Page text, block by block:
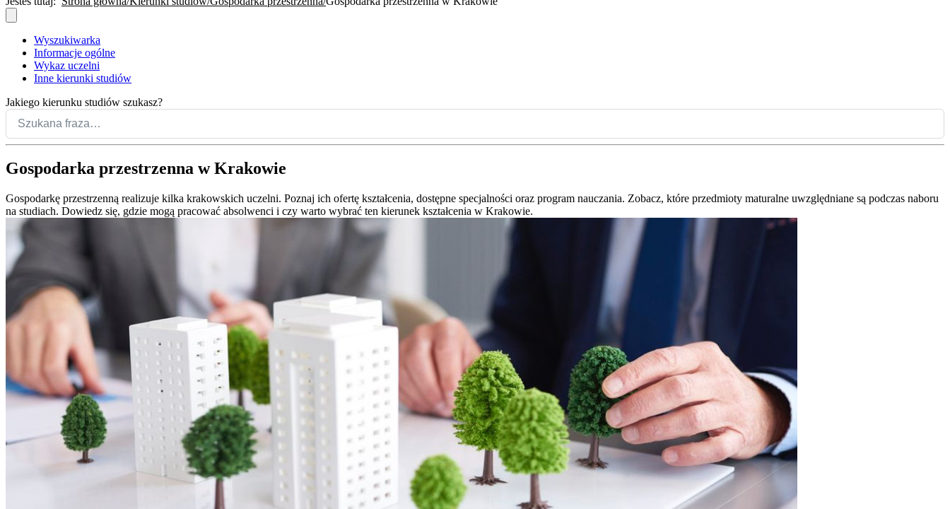
Wyszukiwarka
Informacje ogólne
Wykaz uczelni
Inne kierunki studiów
Jakiego kierunku studiów szukasz?
Gospodarka przestrzenna w Krakowie
Gospodarkę przestrzenną realizuje kilka krakowskich uczelni. Poznaj ich ofertę kształcenia, dostępne specjalności oraz program nauczania. Zobacz, które przedmioty maturalne uwzględniane są podczas naboru
na studiach. Dowiedz się, gdzie mogą pracować absolwenci i czy warto wybrać ten kierunek kształcenia w Krakowie.